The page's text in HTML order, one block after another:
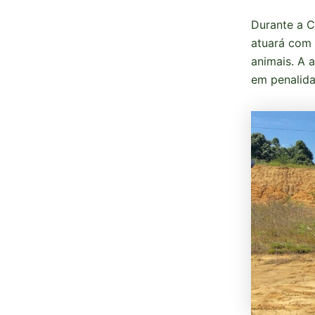
Durante a
atuará
animais. A
em